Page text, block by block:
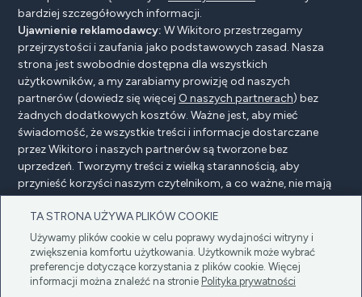
TA STRONA UŻYWA PLIKÓW COOKIE
Używamy plików cookie w celu poprawy wydajności witryny i
zwiększenia komfortu użytkowania. Użytkownik może wybrać
preferencje dotyczące korzystania z plików cookie. Więcej
informacji można znaleźć na stronie Polityka prywatności
bardziej szczegółowych informacji.
Ujawnienie reklamodawcy: W Wikitoro przestrzegamy
przejrzystości i zaufania jako podstawowych zasad. Nasza
strona jest swobodnie dostępna dla wszystkich
użytkowników, a my zarabiamy prowizję od naszych
partnerów (dowiedz się więcej O naszych partnerach) bez
żadnych dodatkowych kosztów. Ważne jest, aby mieć
świadomość, że wszystkie treści i informacje dostarczane
przez Wikitoro i naszych partnerów są tworzone bez
uprzedzeń. Tworzymy treści z wielką starannością, aby
przynieść korzyści naszym czytelnikom, a co ważne, nie mają
na nie wpływu żadne umowy o wynagrodzenie z naszymi
partnerami.
Ujawnienie reklamodawcyPolityka prywatności